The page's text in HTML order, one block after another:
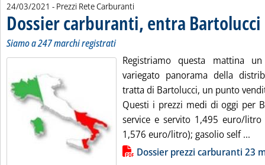
24/03/2021 - Prezzi Rete Carburanti
Dossier carburanti, entra Bartolucci
Siamo a 247 marchi registrati
Registriamo questa mattina
variegato panorama della
tratta di Bartolucci, un punto
Questi i prezzi medi di oggi per
service e servito 1,495 euro/
1,576 euro/litro); gasolio self ...
Lista allegati PDF alla notiziaDossier prezzi carburanti 23